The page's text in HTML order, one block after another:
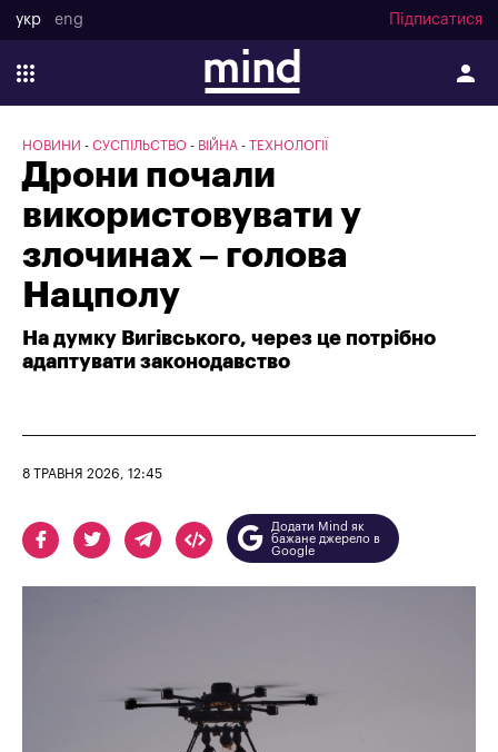
укр eng Підписатися
НОВИНИ СУСПІЛЬСТВО ВІЙНА ТЕХНОЛОГІЇ
Дрони почали
використовувати у
злочинах – голова
Нацполу
На думку Вигівського, через це потрібно
адаптувати законодавство
8 ТРАВНЯ 2026, 12:45
Додати Mind як
бажане джерело в
Google